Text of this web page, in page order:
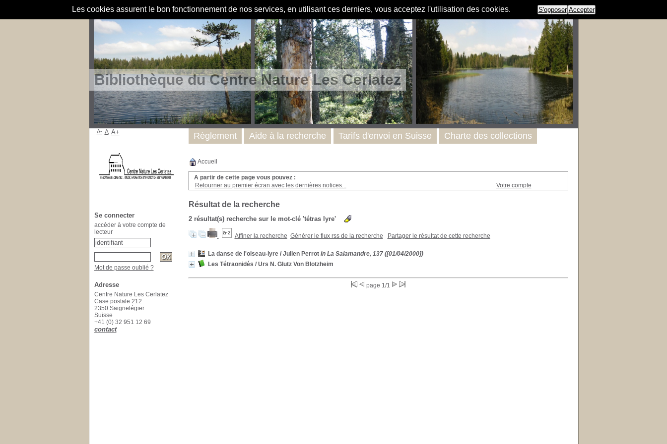
Les cookies assurent le bon fonctionnement de nos services, en utilisant ces derniers, vous acceptez l'utilisation des cookies. S'opposer Accepter
Bibliothèque du Centre Nature Les Cerlatez
Accueil
A partir de cette page vous pouvez :
Retourner au premier écran avec les dernières notices...
Votre compte
Résultat de la recherche
2 résultat(s) recherche sur le mot-clé 'tétras lyre'
Affiner la recherche Générer le flux rss de la recherche Partager le résultat de cette recherche
La danse de l'oiseau-lyre/ Julien Perrot in La Salamandre, 137 ([01/04/2000])
Les Tétraonidés / Urs N. Glutz Von Blotzheim
page 1/1
Règlement Aide à la recherche Tarifs d'envoi en Suisse Charte des collections
A- A A+
Se connecter
accéder à votre compte de
lecteur
Mot de passe oublié ?
Adresse
Centre Nature Les Cerlatez
Case postale 212
2350 Saignelégier
Suisse
+41 (0) 32 951 12 69
contact